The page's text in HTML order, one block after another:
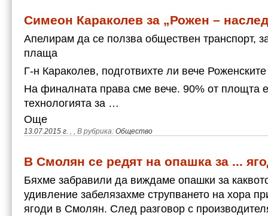
Симеон Караколев за „Рожен –
Апелирам да се ползва обществен транспорт,
плаща
Г-н Караколев, подготвихте ли вече
На финалната права сме вече. 90% от площта
технологията за …
13.07.2015 г. , , В рубрика: Общество
Още
В Смолян се редят на опашка за ...
Бяхме забравили да виждаме опашки за
удивление забелязахме струпването на хора
ягоди в Смолян. След разговор с